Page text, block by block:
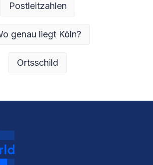
Postleitzahlen
genau liegt Köln?
Ortsschild